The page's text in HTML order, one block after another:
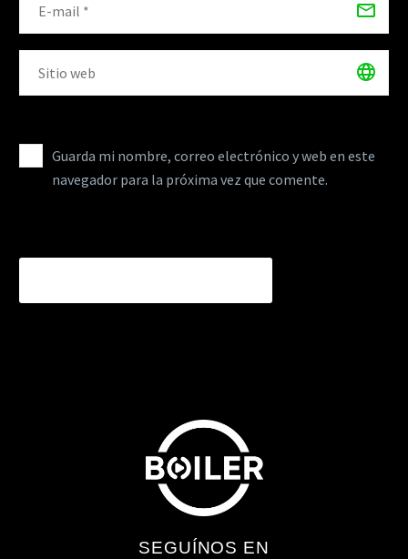
Guarda mi nombre, correo electrónico y web en este
navegador para la próxima vez que comente.
SEGUÍNOS EN